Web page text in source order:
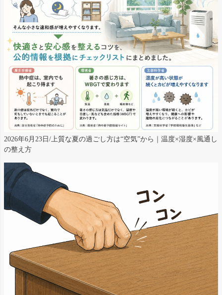
2026年6月23日/上質な夏の過ごし方は“空気”から｜温度×湿度×風通し
の整え方